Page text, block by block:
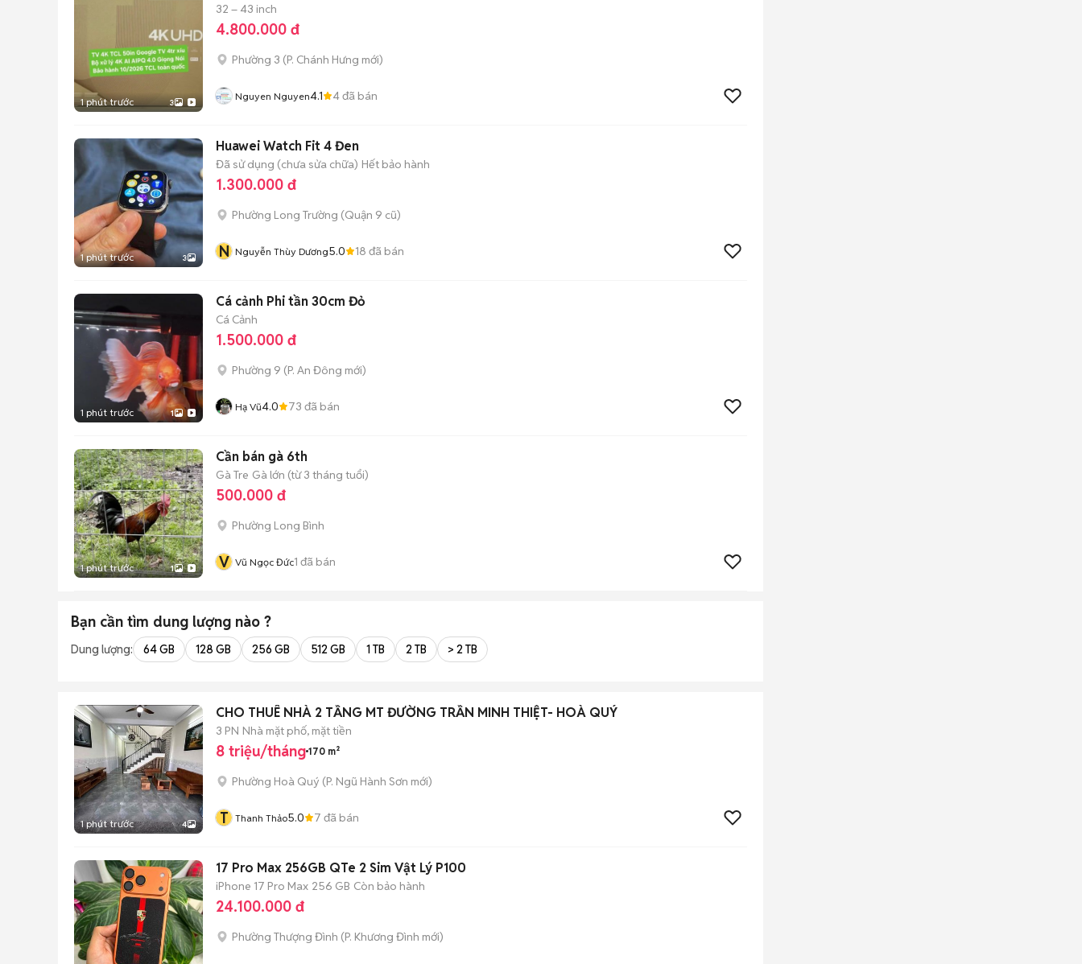
1 phút trước 3
32 – 43 inch
4.800.000 đ
Phường 3 (P. Chánh Hưng mới)
Nguyen Nguyen4.1 4đã bán
1 phút trước 3
Huawei Watch Fit 4 Đen
Đã sử dụng (chưa sửa chữa) Hết bảo hành
1.300.000 đ
Phường Long Trường (Quận 9 cũ)
N Nguyễn Thùy Dương5.0 18 đã bán
1 phút trước 1
Cá cảnh Phi tần 30cm Đỏ
Cá Cảnh
1.500.000 đ
Phường 9 (P. An Đông mới)
Hạ Vũ4.0 73 đã bán
1 phút trước 1
Cần bán gà 6th
Gà Tre Gà lớn (từ 3 tháng tuổi)
500.000 đ
Phường Long Bình
V Vũ Ngọc Đức1 đã bán
Bạn cần tìm dung lượng nào ?
Dung lượng: 64 GB 128 GB 256 GB 512 GB 1 TB 2 TB > 2 TB
1 phút trước 4
CHO THUÊ NHÀ 2 TẦNG MT ĐƯỜNG TRẦN MINH THIỆT- HOÀ QUÝ
3 PN Nhà mặt phố, mặt tiền
8 triệu/tháng 170 m²
Phường Hoà Quý (P. Ngũ Hành Sơn mới)
T Thanh Thảo5.0 7 đã bán
17 Pro Max 256GB QTe 2 Sim Vật Lý P100
iPhone 17 Pro Max 256 GB Còn bảo hành
24.100.000 đ
Phường Thượng Đình (P. Khương Đình mới)